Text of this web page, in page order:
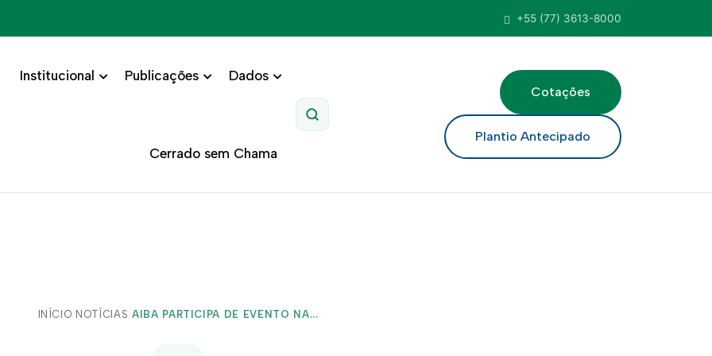
+55 (77) 3613-8000
Institucional Publicações Dados
Cerrado sem Chama
Pesquisar
Cotações
Plantio Antecipado
INÍCIO/ NOTÍCIAS/AIBA PARTICIPA DE EVENTO NA...